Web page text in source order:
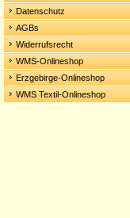
Datenschutz
AGBs
Widerrufsrecht
WMS-Onlineshop
Erzgebirge-Onlineshop
WMS Textil-Onlineshop